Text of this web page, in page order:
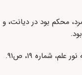
محکم بود در دیانت، و
شماره ۱۹، ص۹۱.